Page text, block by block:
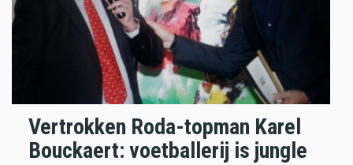
Vertrokken Roda-topman Karel
Bouckaert: voetballerij is jungle